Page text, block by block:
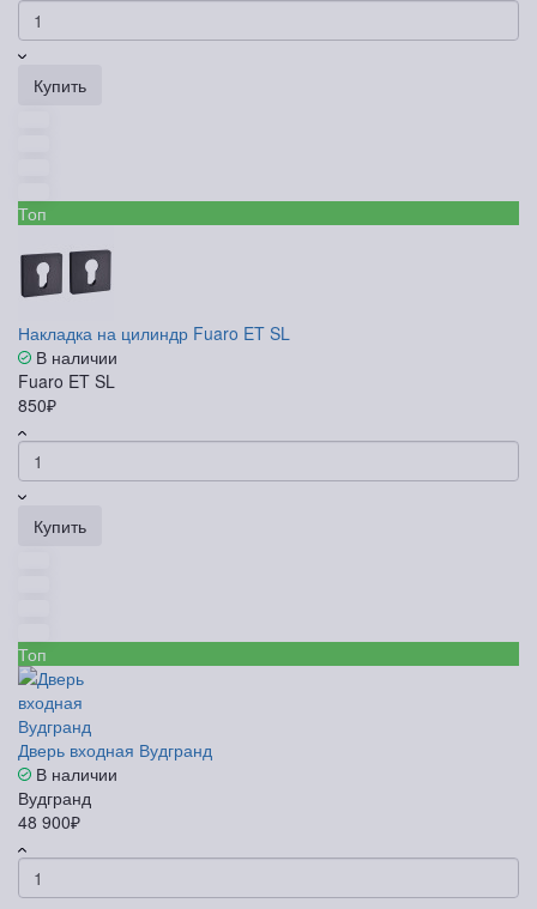
Купить
Топ
Накладка на цилиндр Fuaro ET SL
В наличии
Fuaro ET SL
850₽
Купить
Топ
Дверь входная Вудгранд
В наличии
Вудгранд
48 900₽